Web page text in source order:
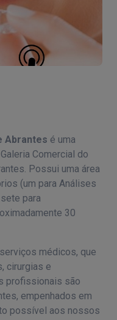
Abrantes é uma
Comercial do
Possui uma área
(um para Análises
para
30
médicos, que
cirurgias e
profissionais são
empenhados em
possível aos nossos